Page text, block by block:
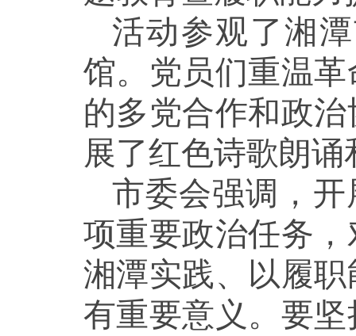
活动参观了湘
馆。党员们重温
的多党合作和政
展了红色诗歌朗
市委会强调，开
项重要政治任务
湘潭实践、以履
有重要意义。要